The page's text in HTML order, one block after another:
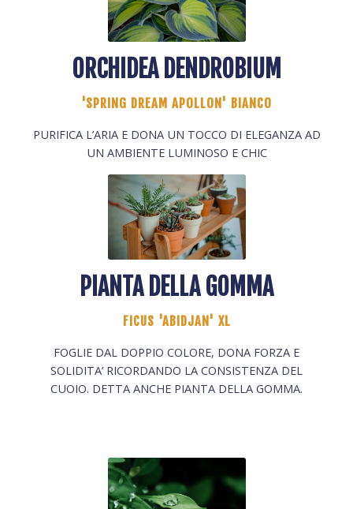
ORCHIDEA DENDROBIUM
'SPRING DREAM APOLLON' BIANCO
PURIFICA L’ARIA E DONA UN TOCCO DI ELEGANZA AD
UN AMBIENTE LUMINOSO E CHIC
PIANTA DELLA GOMMA
FICUS 'ABIDJAN' XL
FOGLIE DAL DOPPIO COLORE, DONA FORZA E
SOLIDITA’ RICORDANDO LA CONSISTENZA DEL
CUOIO. DETTA ANCHE PIANTA DELLA GOMMA.